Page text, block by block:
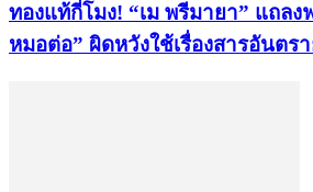
ทองแท้กี่โมง! “เม พรีมายา” แถลง
หมอต่อ” ผิดหวังใช้เรื่องสารอันตร